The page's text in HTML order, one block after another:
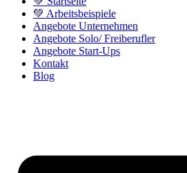
💚 Arbeitsbeispiele
Angebote Unternehmen
Angebote Solo/ Freiberufler
Angebote Start-Ups
Kontakt
Blog